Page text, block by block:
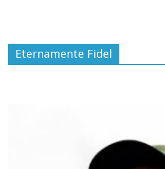
Eternamente Fidel